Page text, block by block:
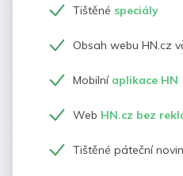
Tištěné speciály
Obsah webu HN.cz
Mobilní aplikace HN
Web HN.cz bez
Tištěné páteční